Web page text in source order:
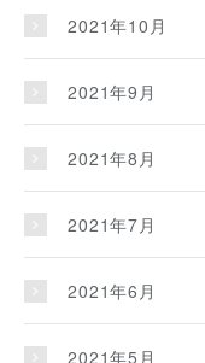
2021年10月
2021年9月
2021年8月
2021年7月
2021年6月
2021年5月